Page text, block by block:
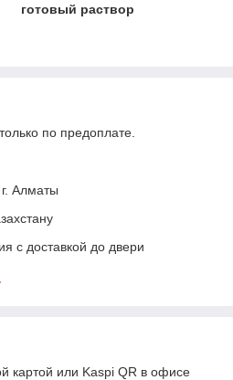
готовый раствор
по предоплате.
Алматы
с доставкой до двери
картой или Kaspi QR в офисе